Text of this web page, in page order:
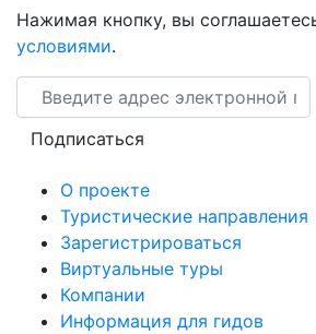
Нажимая кнопку, вы
условиями.
Email
Подписаться
О проекте
Туристические направления
Зарегистрироваться
Виртуальные туры
Компании
Информация для гидов